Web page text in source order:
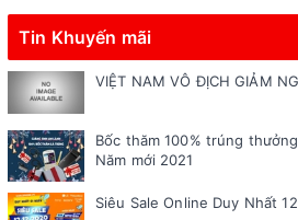
Tin Khuyến mãi
VIỆT NAM VÔ ĐỊCH GIẢM
Bốc thăm 100% trúng
Năm mới 2021
Siêu Sale Online Duy Nhất